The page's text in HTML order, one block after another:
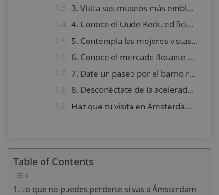
3. Visita sus museos más emblemáticos
4. Conoce el Oude Kerk, edificio más antiguo de la ciudad
5. Contempla las mejores vistas de la ciudad desde la Torre A’dam
6. Conoce el mercado flotante de las flores
7. Date un paseo por el barrio rojo y vive nuevas experiencias
8. Desconéctate de la acelerada vida de la ciudad visitando el Begijnhof
Haz que tu visita en Ámsterdam sea inolvidable
Table of Contents
Lo que no puedes perderte si vas a Ámsterdam